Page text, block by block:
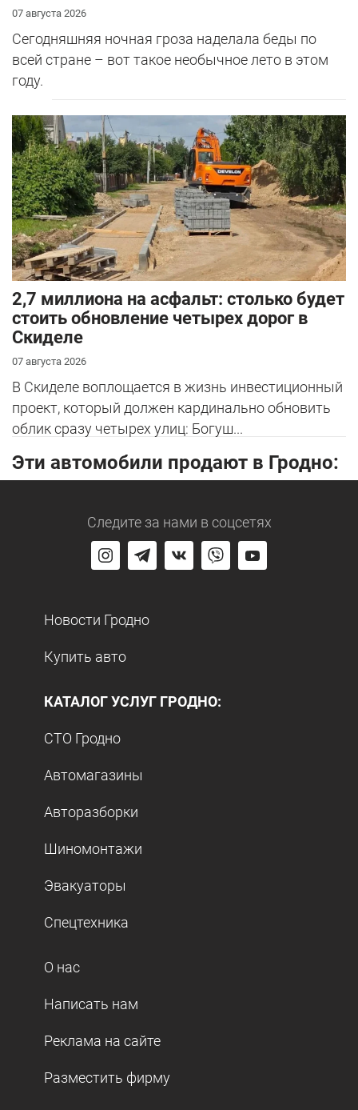
07 августа 2026
Сегодняшняя ночная гроза наделала беды по
всей стране – вот такое необычное лето в этом
году.
2,7 миллиона на асфальт: столько будет
стоить обновление четырех дорог в
Скиделе
07 августа 2026
В Скиделе воплощается в жизнь инвестиционный
проект, который должен кардинально обновить
облик сразу четырех улиц: Богуш...
Эти автомобили продают в Гродно:
Следите за нами в соцсетях
Новости Гродно
Купить авто
КАТАЛОГ УСЛУГ ГРОДНО:
СТО Гродно
Автомагазины
Авторазборки
Шиномонтажи
Эвакуаторы
Спецтехника
О нас
Написать нам
Реклама на сайте
Разместить фирму